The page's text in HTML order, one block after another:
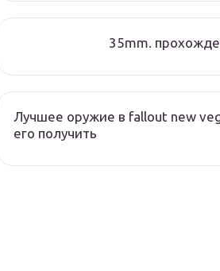
35mm.
Лучшее оружие в fallout new
его получить